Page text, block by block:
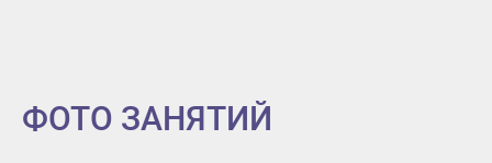
ФОТО ЗАНЯТИЙ